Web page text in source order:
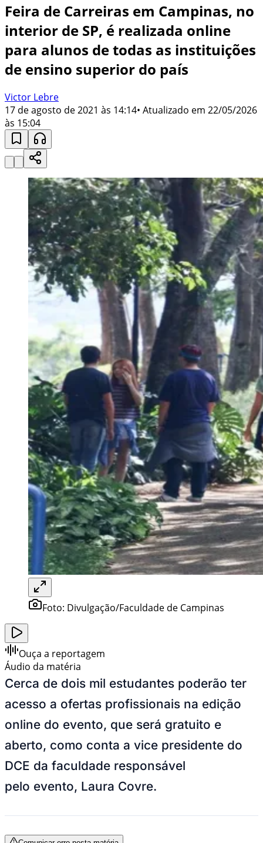
Feira de Carreiras em Campinas, no
interior de SP, é realizada online
para alunos de todas as instituições
de ensino superior do país
Victor Lebre
17 de agosto de 2021 às 14:14• Atualizado em 22/05/2026
às 15:04
Foto: Divulgação/Faculdade de Campinas
Ouça a reportagem
Áudio da matéria
Cerca de dois mil estudantes poderão ter
acesso a ofertas profissionais na edição
online do evento, que será gratuito e
aberto, como conta a vice presidente do
DCE da faculdade responsável
pelo evento, Laura Covre.